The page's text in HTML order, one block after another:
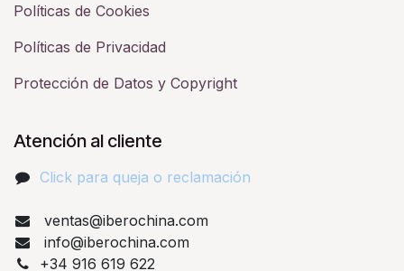
Políticas de Cookies
Políticas de Privacidad
Protección de Datos y Copyright
Atención al cliente
Click para queja o reclamación​
ventas@iberochina.com
info@iberochina.com
+34 916 619 622